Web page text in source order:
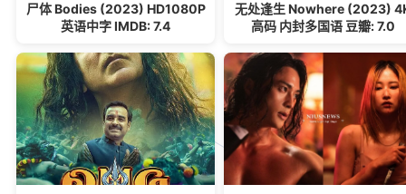
尸体 Bodies (2023) HD1080P
英语中字 IMDB: 7.4
无处逢生 Nowhere (2023)
高码 内封多国语 豆瓣: 7.0